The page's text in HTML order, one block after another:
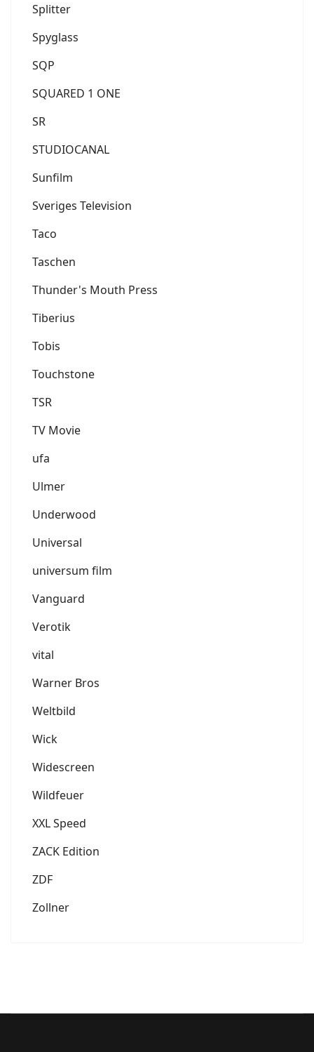
Splitter
Spyglass
SQP
SQUARED 1 ONE
SR
STUDIOCANAL
Sunfilm
Sveriges Television
Taco
Taschen
Thunder's Mouth Press
Tiberius
Tobis
Touchstone
TSR
TV Movie
ufa
Ulmer
Underwood
Universal
universum film
Vanguard
Verotik
vital
Warner Bros
Weltbild
Wick
Widescreen
Wildfeuer
XXL Speed
ZACK Edition
ZDF
Zollner